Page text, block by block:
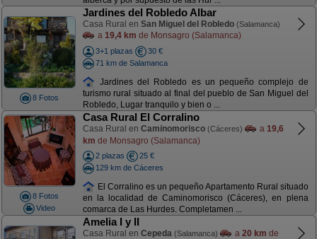
8 Fotos
Jardines del Robledo Albar
Casa Rural en San Miguel del Robledo (Salamanca)
a 19,4 km de Monsagro (Salamanca)
3+1 plazas
30 €
71 km de Salamanca
Jardines del Robledo es un pequeño complejo de
turismo rural situado al final del pueblo de San Miguel del
Robledo, Lugar tranquilo y bien o ...
8 Fotos
Video
Casa Rural El Corralino
Casa Rural en Caminomorisco (Cáceres) a 19,6
km de Monsagro (Salamanca)
2 plazas
25 €
129 km de Cáceres
El Corralino es un pequeño Apartamento Rural situado
en la localidad de Caminomorisco (Cáceres), en plena
comarca de Las Hurdes. Completamen ...
Amelia I y II
Casa Rural en Cepeda (Salamanca) a 20 km de